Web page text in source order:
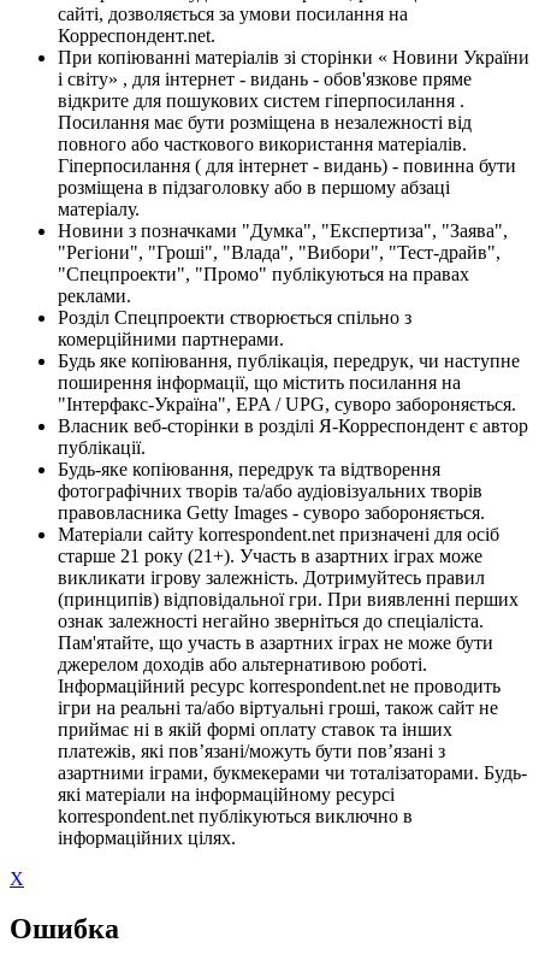
сайті, дозволяється за умови посилання на
Корреспондент.net.
При копіюванні матеріалів зі сторінки « Новини України
і світу» , для інтернет - видань - обов'язкове пряме
відкрите для пошукових систем гіперпосилання .
Посилання має бути розміщена в незалежності від
повного або часткового використання матеріалів.
Гіперпосилання ( для інтернет - видань) - повинна бути
розміщена в підзаголовку або в першому абзаці
матеріалу.
Новини з позначками "Думка", "Експертиза", "Заява",
"Регіони", "Гроші", "Влада", "Вибори", "Тест-драйв",
"Спецпроекти", "Промо" публікуються на правах
реклами.
Розділ Спецпроекти створюється спільно з
комерційними партнерами.
Будь яке копіювання, публікація, передрук, чи наступне
поширення інформації, що містить посилання на
"Інтерфакс-Україна", EPA / UPG, суворо забороняється.
Власник веб-сторінки в розділі Я-Корреспондент є автор
публікації.
Будь-яке копіювання, передрук та відтворення
фотографічних творів та/або аудіовізуальних творів
правовласника Getty Images - суворо забороняється.
Матеріали сайту korrespondent.net призначені для осіб
старше 21 року (21+). Участь в азартних іграх може
викликати ігрову залежність. Дотримуйтесь правил
(принципів) відповідальної гри. При виявленні перших
ознак залежності негайно зверніться до спеціаліста.
Пам'ятайте, що участь в азартних іграх не може бути
джерелом доходів або альтернативою роботі.
Інформаційний ресурс korrespondent.net не проводить
ігри на реальні та/або віртуальні гроші, також сайт не
приймає ні в якій формі оплату ставок та інших
платежів, які пов’язані/можуть бути пов’язані з
азартними іграми, букмекерами чи тоталізаторами. Будь-
які матеріали на інформаційному ресурсі
korrespondent.net публікуються виключно в
інформаційних цілях.
X
Ошибка